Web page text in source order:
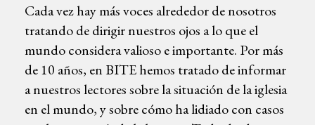
Cada vez hay más voces alrededor de nosotros
tratando de dirigir nuestros ojos a lo que el
mundo considera valioso e importante. Por más
de 10 años, en BITE hemos tratado de informar
a nuestros lectores sobre la situación de la iglesia
en el mundo, y sobre cómo ha lidiado con casos